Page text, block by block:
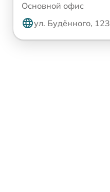
Основной офис
ул. Будённого, 123